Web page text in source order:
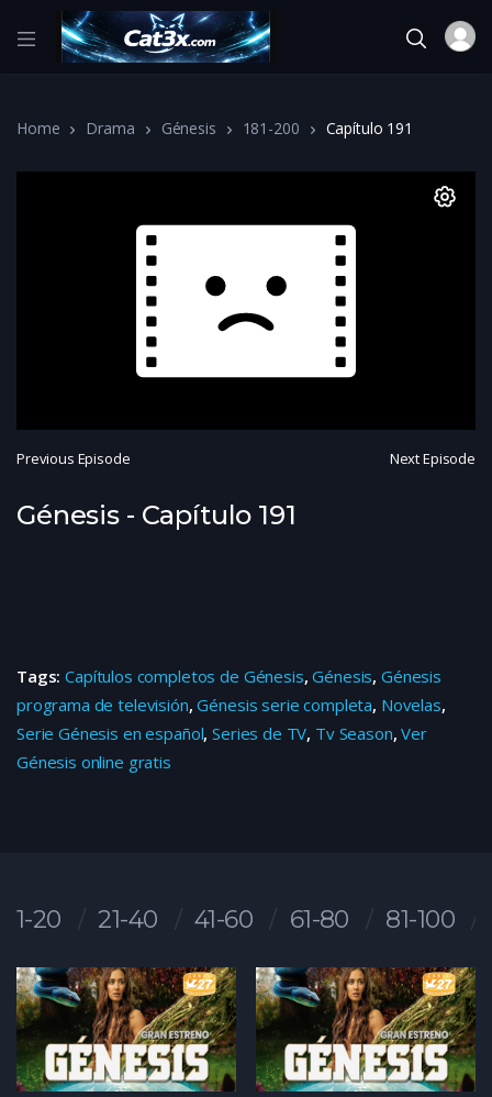
Home Drama Génesis 181-200 Capítulo 191
Previous Episode Next Episode
Génesis - Capítulo 191
Tags:Capítulos completos de Génesis,Génesis, Génesis
programa de televisión,Génesis serie completa, Novelas,
Serie Génesis en español,Series de TV, Tv Season,Ver
Génesis online gratis
1-20 21-40 41-60 61-80 81-100